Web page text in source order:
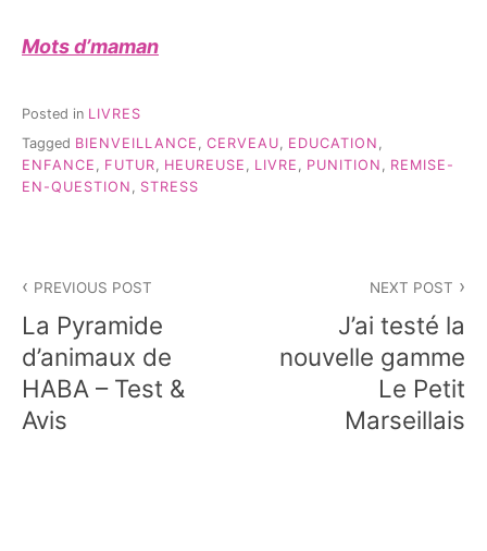
Mots d’maman
Posted in LIVRES
Tagged BIENVEILLANCE CERVEAU EDUCATION
ENFANCE
FUTUR HEUREUSE LIVRE PUNITION
REMISE-
EN-QUESTION
STRESS
de
l’article
PREVIOUS POST
La Pyramide
d’animaux de
HABA – Test &
Avis
NEXT POST
J’ai testé la
nouvelle gamme
Le Petit
Marseillais